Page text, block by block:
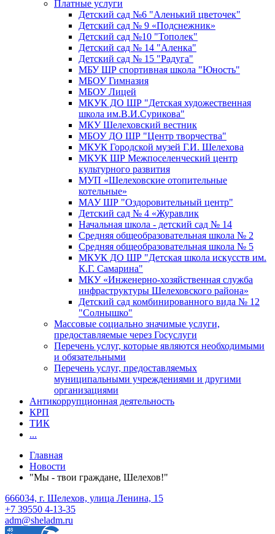
Платные услуги
Детский сад №6 "Аленький цветочек"
Детский сад № 9 «Подснежник»
Детский сад №10 "Тополек"
Детский сад № 14 "Аленка"
Детский сад № 15 "Радуга"
МБУ ШР спортивная школа "Юность"
МБОУ Гимназия
МБОУ Лицей
МКУК ДО ШР "Детская художественная
школа им.В.И.Сурикова"
МКУ Шелеховский вестник
МБОУ ДО ШР "Центр творчества"
МКУК Городской музей Г.И. Шелехова
МКУК ШР Межпоселенческий центр
культурного развития
МУП «Шелеховские отопительные
котельные»
МАУ ШР "Оздоровительный центр"
Детский сад № 4 «Журавлик
Начальная школа - детский сад № 14
Средняя общеобразовательная школа № 2
Средняя общеобразовательная школа № 5
МКУК ДО ШР "Детская школа искусств им.
К.Г. Самарина"
МКУ «Инженерно-хозяйственная служба
инфраструктуры Шелеховского района»
Детский сад комбинированного вида № 12
"Солнышко"
Массовые социально значимые услуги,
предоставляемые через Госуслуги
Перечень услуг, которые являются необходимыми
и обязательными
Перечень услуг, предоставляемых
муниципальными учреждениями и другими
организациями
Антикоррупционная деятельность
КРП
ТИК
...
Главная
Новости
"Мы - твои граждане, Шелехов!"
666034, г. Шелехов, улица Ленина, 15
+7 39550 4-13-35
adm@sheladm.ru